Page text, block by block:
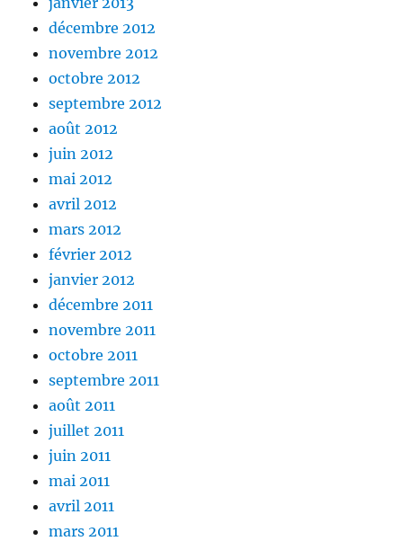
décembre 2012
novembre 2012
octobre 2012
septembre 2012
août 2012
juin 2012
mai 2012
avril 2012
mars 2012
février 2012
janvier 2012
décembre 2011
novembre 2011
octobre 2011
septembre 2011
août 2011
juillet 2011
juin 2011
mai 2011
avril 2011
mars 2011